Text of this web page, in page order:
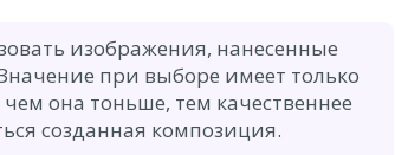
изображения, нанесенные
при выборе имеет только
она тоньше, тем качественнее
созданная композиция.